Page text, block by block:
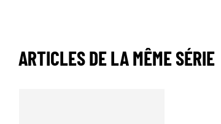
ARTICLES DE LA MÊME SÉRIE